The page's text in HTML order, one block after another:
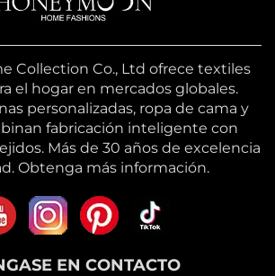
Collection Co., Ltd ofrece textiles
el hogar en mercados globales.
personalizadas, ropa de cama y
fabricación inteligente con
Más de 30 años de excelencia
Obtenga más información.
EN CONTACTO